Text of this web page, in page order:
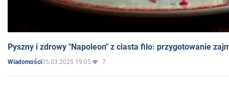
Pyszny i zdrowy "Napoleon" z ciasta filo: przygotowanie
Wiadomości05.03.2025 19:05 7